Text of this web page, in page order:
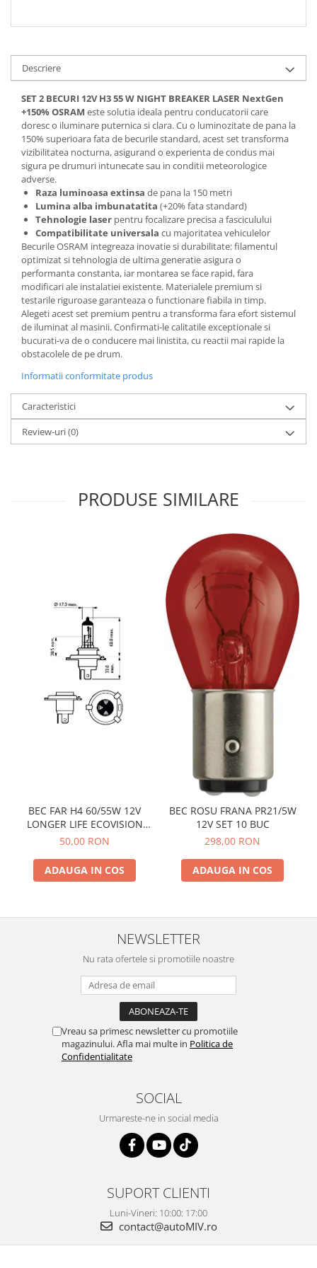
Lubrifianti si Spray-uri de Curatare
Curatare si Detailing Interior
Vopsitorie, Chituri si Adezivi
Curatare si Detailing Exterior
Articole Auto Sezoniere
Produse de Iarna
Cabluri Pornire
Produse de Vara
Blog
Descriere
SET 2 BECURI 12V H3 55 W NIGHT BREAKER LASER NextGen
+150% OSRAM este solutia ideala pentru conducatorii care
doresc o iluminare puternica si clara. Cu o luminozitate de pana la
150% superioara fata de becurile standard, acest set transforma
vizibilitatea nocturna, asigurand o experienta de condus mai
sigura pe drumuri intunecate sau in conditii meteorologice
adverse.
Raza luminoasa extinsa de pana la 150 metri
Lumina alba imbunatatita (+20% fata standard)
Tehnologie laser pentru focalizare precisa a fasciculului
Compatibilitate universala cu majoritatea vehiculelor
Becurile OSRAM integreaza inovatie si durabilitate: filamentul
optimizat si tehnologia de ultima generatie asigura o
performanta constanta, iar montarea se face rapid, fara
modificari ale instalatiei existente. Materialele premium si
testarile riguroase garanteaza o functionare fiabila in timp.
Alegeti acest set premium pentru a transforma fara efort sistemul
de iluminat al masinii. Confirmati-le calitatile exceptionale si
bucurati-va de o conducere mai linistita, cu reactii mai rapide la
obstacolele de pe drum.
Informatii conformitate produs
Caracteristici
Review-uri(0)
PRODUSE SIMILARE
BEC FAR H4 60/55W 12V
LONGER LIFE ECOVISION
PHILIPS
50,00 RON
ADAUGA IN COS
BEC ROSU FRANA PR21/5W
12V SET 10 BUC
298,00 RON
ADAUGA IN COS
NEWSLETTER
Nu rata ofertele si promotiile noastre
Vreau sa primesc newsletter cu promotiile
magazinului. Afla mai multe in Politica de
Confidentialitate
SOCIAL
Urmareste-ne in social media
SUPORT CLIENTI
Luni-Vineri: 10:00: 17:00
contact@autoMIV.ro